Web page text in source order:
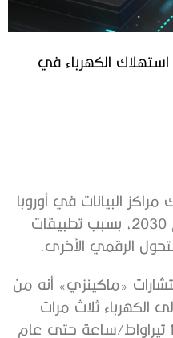
الكهرباء في
البيانات في أوروبا
للطاقة بشكل كبير بحلول عام 2030، بسبب تطبيقات
الرقمي الأخرى.
«ماكينزي» أنه من
الكهرباء ثلاث مرات
تقريباً، لتصل إلى أكثر من 150 تيراواط/ساعة حتى عام